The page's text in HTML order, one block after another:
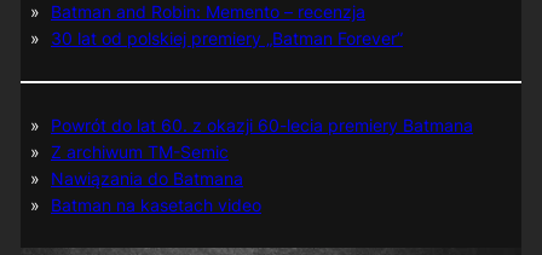
Batman and Robin: Memento – recenzja
30 lat od polskiej premiery „Batman Forever”
Powrót do lat 60. z okazji 60-lecia premiery Batmana
Z archiwum TM-Semic
Nawiązania do Batmana
Batman na kasetach video